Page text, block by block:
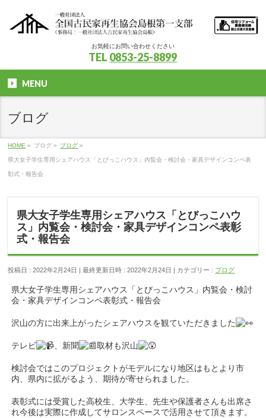
お気軽にお問い合わせください
TEL 0853-25-8899
MENU
ブログ
HOME » ブログ » ブログ »
県大女子学生専用シェアハウス「とびっこハウス」内覧会・検討会・家具デザインコンペ表
彰式・報告会
県大女子学生専用シェアハウス「とびっこハウ
ス」内覧会・検討会・家具デザインコンペ表彰
式・報告会
投稿日 : 2022年2月24日 最終更新日時 : 2022年2月24日 カテゴリー : ブログ
県大女子学生専用シェアハウス「とびっこハウス」内覧会・検討
会・家具デザインコンペ表彰式・報告会
沢山の方に出来上がったシェアハウスを観ていただきました
テレビ 、新聞 取材も沢山
検討会ではこのプロジェクトがモデルになり地区はもとより市
内、県内に拡がるよう、期待が寄せられました。
表彰式には受賞した高校生、大学生、先生や保護者さんも出席さ
れ今後は実際に作成してサロンスペースで活用させて頂きます。